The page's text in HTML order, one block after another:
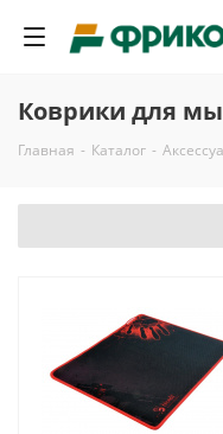
Коврики для
Главная - Каталог -